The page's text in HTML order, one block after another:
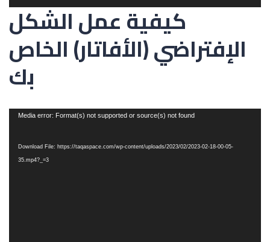
كيفية عمل الشكل
الإفتراضي (الأفاتار) الخاص
بك
Video
Media error: Format(s) not supported or source(s) not found
Download File: https://taqaspace.com/wp-content/uploads/2023/02/2023-02-18-00-05-
35.mp4?_=3